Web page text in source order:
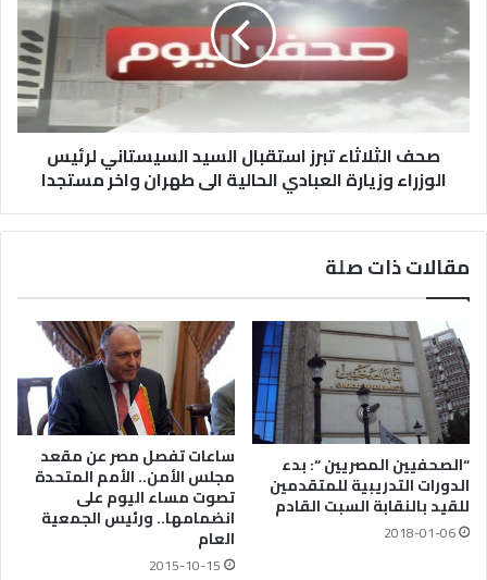
صحف الثلاثاء تبرز استقبال السيد السيستاني لرئيس
الوزراء وزيارة العبادي الحالية الى طهران واخر مستجدا
مقالات ذات صلة
“الصحفيين المصريين “: بدء
الدورات التدريبية للمتقدمين
للقيد بالنقابة السبت القادم
2018-01-06
ساعات تفصل مصر عن مقعد
مجلس الأمن.. الأمم المتحدة
تصوت مساء اليوم على
انضمامها.. ورئيس الجمعية
العام
2015-10-15